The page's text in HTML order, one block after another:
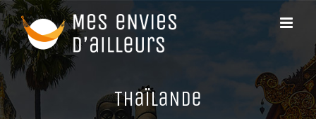
Passer
au
contenu
THaïLaNDe